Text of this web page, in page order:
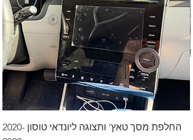
החלפת מסך טאץ' ותצוגה ליונדאי טוסון 2020-